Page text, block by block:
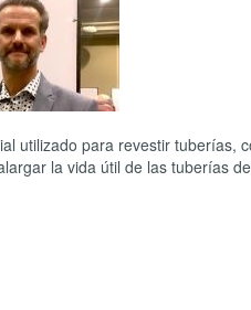
utilizado para revestir tuberías,
la vida útil de las tuberías